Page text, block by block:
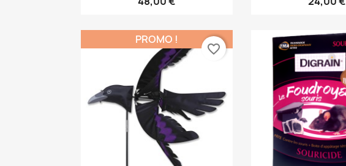
PROMO !
favorite_border